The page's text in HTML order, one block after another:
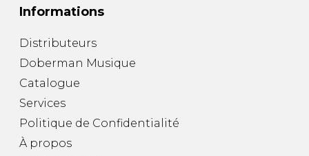
Informations
Distributeurs
Doberman Musique
Catalogue
Services
Politique de Confidentialité
À propos